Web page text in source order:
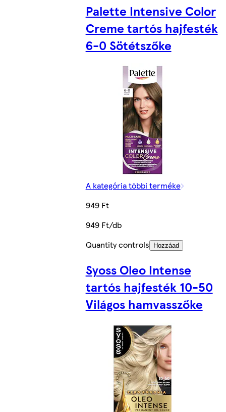
Palette Intensive Color
Creme tartós hajfesték
6-0 Sötétszőke
A kategória többi terméke
949 Ft
949 Ft/db
Quantity controls
Hozzáad
Syoss Oleo Intense
tartós hajfesték 10-50
Világos hamvasszőke